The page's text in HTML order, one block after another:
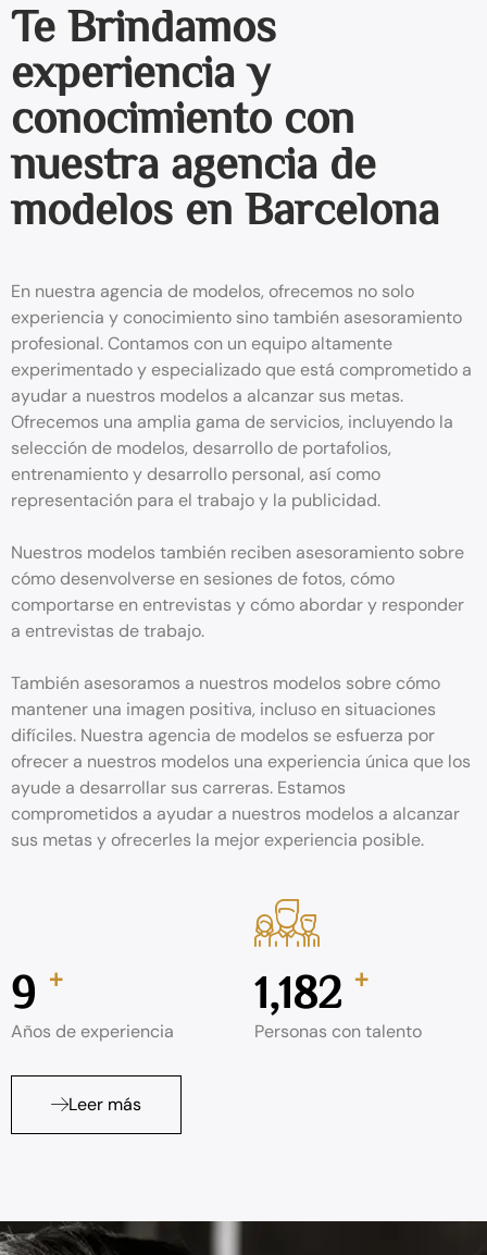
Te Brindamos
experiencia y
conocimiento con
nuestra agencia de
modelos en Barcelona
En nuestra agencia de modelos, ofrecemos no solo
experiencia y conocimiento sino también asesoramiento
profesional. Contamos con un equipo altamente
experimentado y especializado que está comprometido a
ayudar a nuestros modelos a alcanzar sus metas.
Ofrecemos una amplia gama de servicios, incluyendo la
selección de modelos, desarrollo de portafolios,
entrenamiento y desarrollo personal, así como
representación para el trabajo y la publicidad.
Nuestros modelos también reciben asesoramiento sobre
cómo desenvolverse en sesiones de fotos, cómo
comportarse en entrevistas y cómo abordar y responder
a entrevistas de trabajo.
También asesoramos a nuestros modelos sobre cómo
mantener una imagen positiva, incluso en situaciones
difíciles. Nuestra agencia de modelos se esfuerza por
ofrecer a nuestros modelos una experiencia única que los
ayude a desarrollar sus carreras. Estamos
comprometidos a ayudar a nuestros modelos a alcanzar
sus metas y ofrecerles la mejor experiencia posible.
10
Años de experiencia
1,340 +
Personas con talento
Leer más